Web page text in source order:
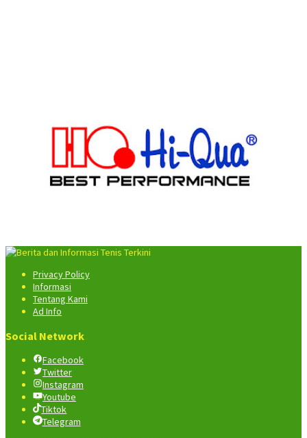
Privacy Policy
Informasi
Tentang Kami
Ad Info
Social Network
Facebook
Twitter
Instagram
Youtube
Tiktok
Telegram